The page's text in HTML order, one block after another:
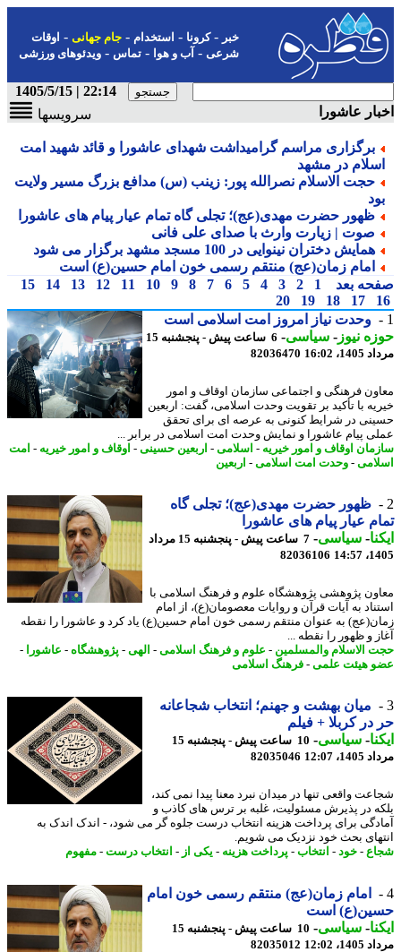
-کرونا-استخدام- جام جهانی-اوقات
شرعی-آب و هوا-تماس-ویدئوهای ورزشی
22:14 | 1405/5/15
عاشورا
سرویسها
برگزاری مراسم گرامیداشت شهدای عاشورا و قائد شهید امت
در مشهد
حجت الاسلام نصرالله پور: زینب (س) مدافع بزرگ مسیر ولایت
ظهور حضرت مهدی(عج)؛ تجلی گاه تمام عیار پیام های عاشورا
صوت | زیارت وارث با صدای علی فانی
همایش دختران نینوایی در 100 مسجد مشهد برگزار می شود
امام زمان(عج) منتقم رسمی خون امام حسین(ع) است
بعد
1
2
3
4
5
6
7
8
9
10
11
12
13
14
15
17
18
19
20
وحدت نیاز امروز امت اسلامی است
نیوز-سیاسی-
6 ساعت پیش - پنجشنبه 15
16:02
82036470
فرهنگی و اجتماعی سازمان اوقاف و امور
با تأکید بر تقویت وحدت اسلامی، گفت: اربعین
در شرایط کنونی به عرصه ای برای تحقق
پیام عاشورا و نمایش وحدت امت اسلامی در برابر ...
اوقاف و امور خیریه- اسلامی-اربعین حسینی-اوقاف و امور خیریه- امت
-وحدت امت اسلامی-اربعین
ظهور حضرت مهدی(عج)؛ تجلی گاه
عیار پیام های عاشورا
-سیاسی-
7 ساعت پیش - پنجشنبه 15 مرداد
82036106
پژوهشی پژوهشگاه علوم و فرهنگ اسلامی با
به آیات قرآن و روایات معصومان(ع)، از امام
به عنوان منتقم رسمی خون امام حسین(ع) یاد کرد و عاشورا را نقطه
و ظهور را نقطه ...
الاسلام والمسلمین-علوم و فرهنگ اسلامی-الهی -پژوهشگاه-عاشورا-
هیئت علمی-فرهنگ اسلامی
میان بهشت و جهنم؛ انتخاب شجاعانه
کربلا + فیلم
-سیاسی-
10 ساعت پیش - پنجشنبه 15
12:07
82035046
واقعی تنها در میدان نبرد معنا پیدا نمی کند،
در پذیرش مسئولیت، غلبه بر ترس های کاذب و
برای پرداخت هزینه انتخاب درست جلوه گر می شود، - اندک اندک به
بحث خود نزدیک می شویم.
-خود -انتخاب-پرداخت هزینه- یکی از-انتخاب درست -مفهوم
امام زمان(عج) منتقم رسمی خون امام
است
-سیاسی-
10 ساعت پیش - پنجشنبه 15
12:02
82035012